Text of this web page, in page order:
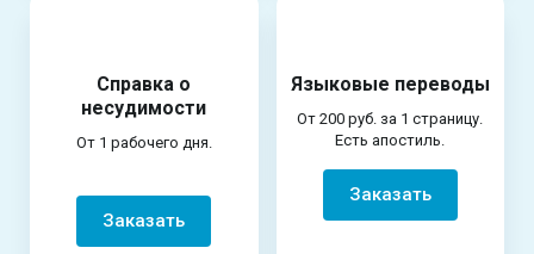
Справка о
несудимости
От 1 рабочего дня.
Заказать
Языковые переводы
От 200 руб. за 1 страницу.
Есть апостиль.
Заказать